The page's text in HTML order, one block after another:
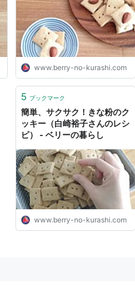
www.berry-no-kurashi.com
5 ブックマーク
簡単、サクサク！きな粉のク
ッキー（白崎裕子さんのレシ
ピ） - ベリーの暮らし
www.berry-no-kurashi.com